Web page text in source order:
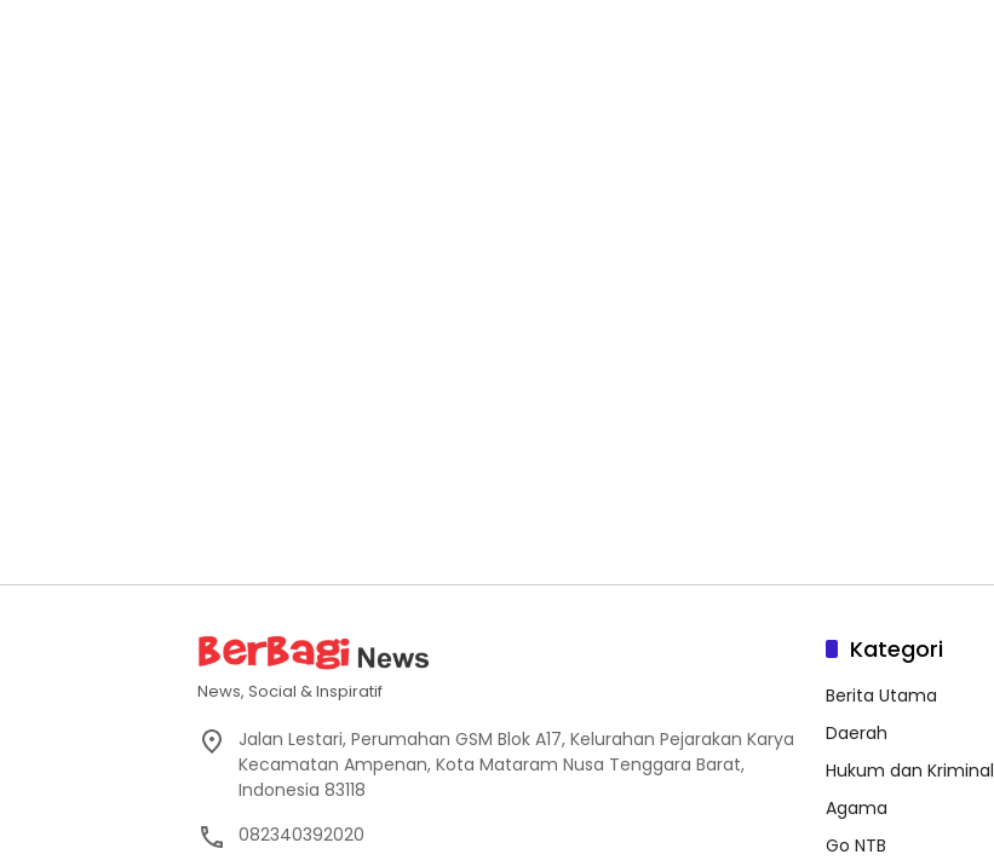
News, Social & Inspiratif
Jalan Lestari, Perumahan GSM Blok A17, Kelurahan Pejarakan Karya
Kecamatan Ampenan, Kota Mataram Nusa Tenggara Barat,
Indonesia 83118
082340392020
Kategori
Berita Utama
Daerah
Hukum dan Kriminal
Agama
Go NTB